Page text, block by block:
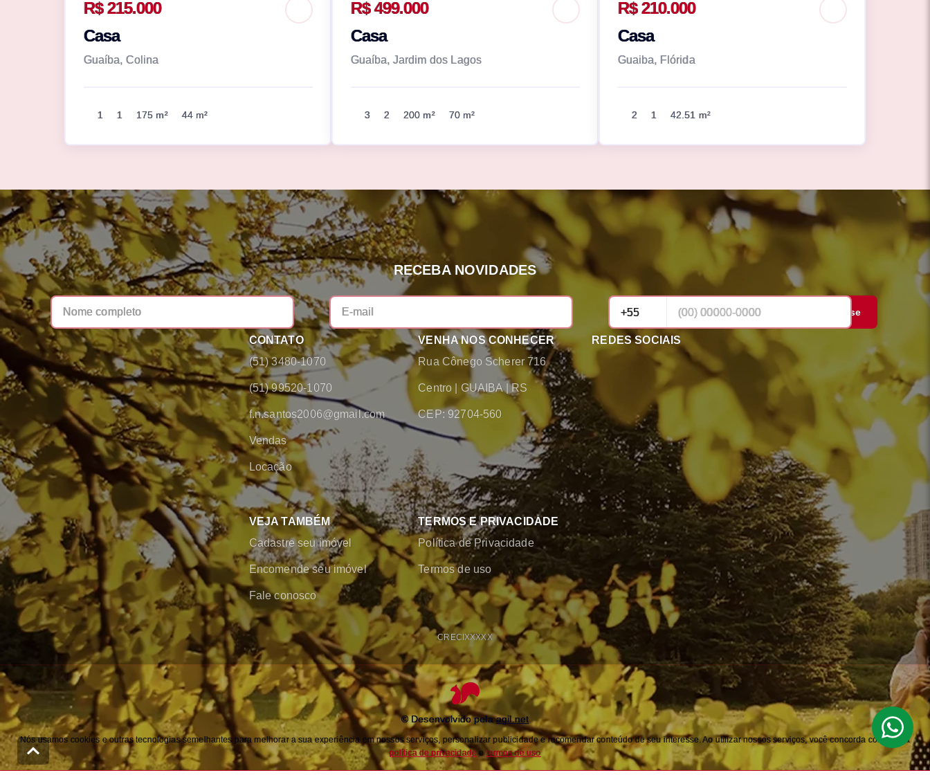
R$ 215.000
Casa
Guaíba, Colina
1 1 175 m² 44 m²
R$ 499.000
Casa
Guaíba, Jardim dos Lagos
3 2 200 m² 70 m²
R$ 210.000
Casa
Guaiba, Flórida
2 1 42.51 m²
RECEBA NOVIDADES
Cadastrar-se
CONTATO
(51) 3480-1070
(51) 99520-1070
f.n.santos2006@gmail.com
Vendas
Locação
VENHA NOS CONHECER
Rua Cônego Scherer 716
Centro GUAIBA |RS
CEP: 92704-560
REDES SOCIAIS
VEJA TAMBÉM
Cadastre seu imóvel
Encomende seu imóvel
Fale conosco
TERMOS E PRIVACIDADE
Política de Privacidade
Termos de uso
CRECI XXXXX
© Desenvolvido pelaagil.net
Nós usamos cookies e outras tecnologias semelhantes para melhorar a sua experiência em nossos serviços, personalizar publicidade e recomendar conteúdo de seu interesse. Ao utilizar nossos serviços, você concorda com nossa
política de privacidadeetermos de uso